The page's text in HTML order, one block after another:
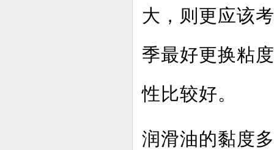
大，则更应该
季最好更换粘
性比较好。
润滑油的黏度